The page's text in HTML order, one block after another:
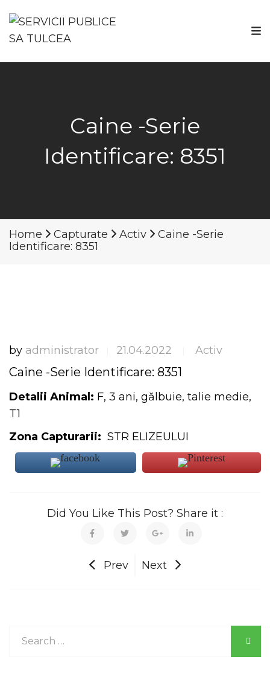
Caine -Serie
Identificare: 8351
Home Capturate Activ
Caine -Serie
Identificare: 8351
by administrator 21.04.2022 Activ
Caine -Serie Identificare: 8351
Detalii Animal: F, 3 ani, gălbuie, talie medie,
T1
Zona Capturarii: STR ELIZEULUI
Did You Like This Post? Share it :
Prev Next